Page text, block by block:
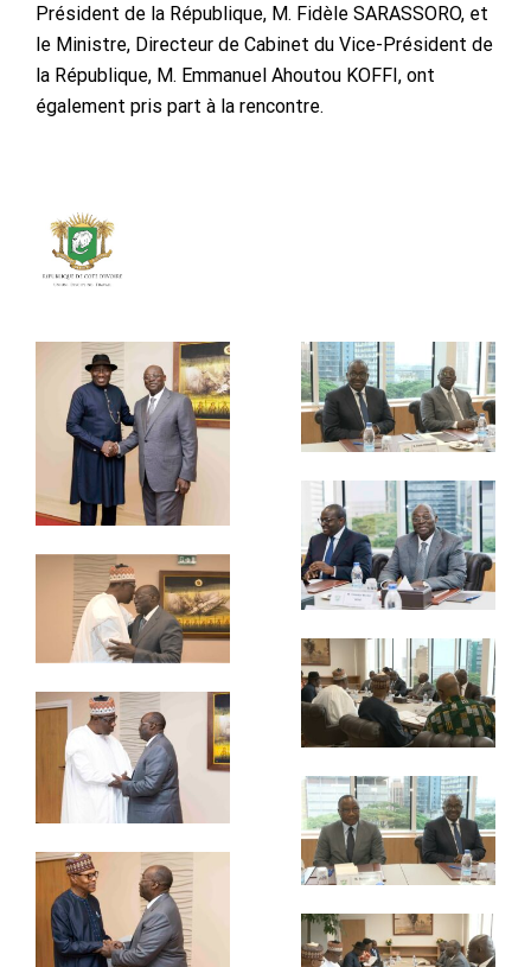
Président de la République, M. Fidèle SARASSORO, et
le Ministre, Directeur de Cabinet du Vice-Président de
la République, M. Emmanuel Ahoutou KOFFI, ont
également pris part à la rencontre.